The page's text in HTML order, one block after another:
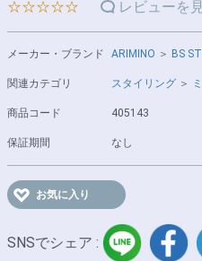
☆☆☆☆☆ レビューを
メーカー・ブランド ARIMINO ＞ BS
関連カテゴリ スタイリング ＞
商品コード 405143
保証期間 なし
お気に入り
SNSでシェア :
LINE